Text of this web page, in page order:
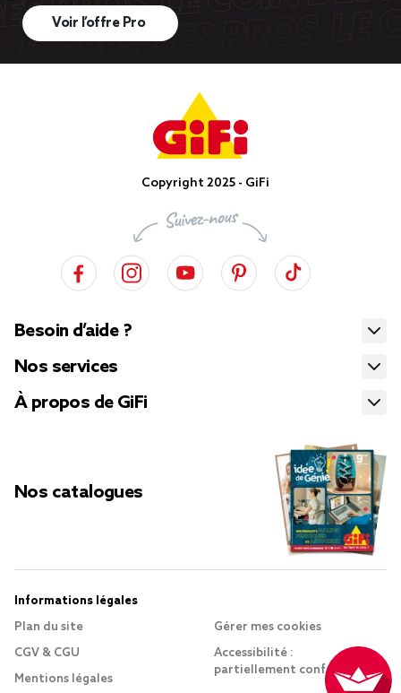
Voir l’offre Pro
Copyright 2025 - GiFi
Besoin d’aide ?
Nos services
À propos de GiFi
Nos catalogues
Informations légales
Plan du site
CGV & CGU
Mentions légales
Gérer mes cookies
Accessibilité :
partiellement conforme